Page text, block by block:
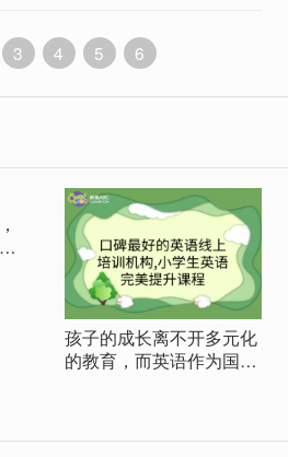
语学习，也希望自家孩子能够接受更国
的英语教育，而朗文英语也是家长们在
3 4 5 6
孩子的成长离不开多元化
的教育，而英语作为国际